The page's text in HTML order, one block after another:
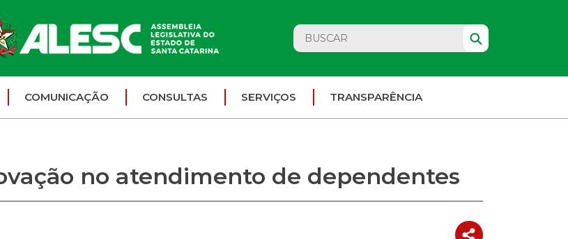
COMUNICAÇÃO CONSULTAS SERVIÇOS TRANSPARÊNCIA
no atendimento de dependentes